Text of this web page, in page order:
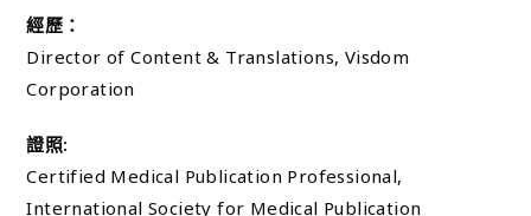
經歷：
Director of Content & Translations, Visdom
Corporation
證照:
Certified Medical Publication Professional,
International Society for Medical Publication